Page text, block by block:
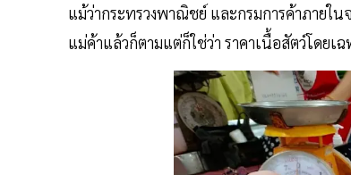
แม้ว่ากระทรวงพาณิชย์ และกรมการค้าภายใ
แม่ค้าแล้วก็ตามแต่ก็ใช่ว่า ราคาเนื้อสัตว์โดยเ